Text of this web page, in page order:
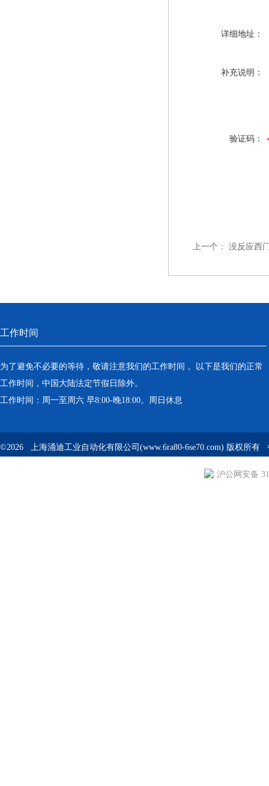
详细地址：
补充说明：
验证码：
上一个： 没反应西
工作时间
为了避免不必要的等待，敬请注意我们的工作时间 。以下是我们的正常
工作时间，中国大陆法定节假日除外。
工作时间：周一至周六 早8:00-晚18:00。周日休息
©2026 上海涌迪工业自动化有限公司(www.6ra80-6se70.com) 版权所有
沪公网安备